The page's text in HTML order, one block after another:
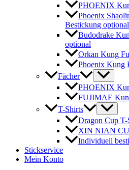
PHOENIX
Phoenix
Bestickung optional
Budodrake
optional
Orkan Kung
Phoenix Kung
Fächer
PHOENIX
FUJIMAE
T-Shirts
Dragon Cup
XIN NIAN
Individuell
Stickservice
Mein Konto